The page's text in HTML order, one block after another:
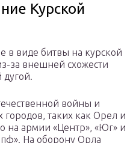
Курской
в виде битвы на курской
за внешней схожести
войны и
городов, таких как Орел и
на армии «Центр», «Юг» и
На оборону Орла